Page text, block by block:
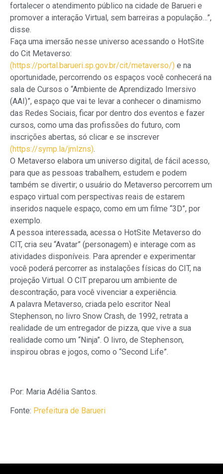
fortalecer o atendimento público na cidade de Barueri e
promover a interação Virtual, sem barreiras a população…”,
disse.
Faça uma imersão nesse universo acessando o HotSite
do Cit Metaverso:
(https://portal.barueri.sp.gov.br/cit/metaverso/) e na
oportunidade, percorrendo os espaços você conhecerá na
sala de Cursos o “Ambiente de Aprendizado Imersivo
(AAI)”, espaço que vai te levar a conhecer o dinamismo
das Redes Sociais, ficar por dentro dos eventos e fazer
cursos, como uma das profissões do futuro, com
inscrições abertas, só clicar e se inscrever
(https://symp.la/jmlzns).
O Metaverso elabora um universo digital, de fácil acesso,
para que as pessoas trabalhem, estudem e podem
também se divertir; o usuário do Metaverso percorrem um
espaço virtual com perspectivas reais de estarem
inseridos naquele espaço, como em um filme “3D”, por
exemplo.
A pessoa interessada, acessa o HotSite Metaverso do
CIT, cria seu “Avatar” (personagem) e interage com as
atividades disponíveis. Para aprender e experimentar
você poderá percorrer as instalações físicas do CIT, na
projeção Virtual. O CIT preparou um ambiente de
descontração, para você vivenciar a experiência.
A palavra Metaverso, criada pelo escritor Neal
Stephenson, no livro Snow Crash, de 1992, retrata a
realidade de um entregador de pizza, que vive a sua
realidade como um “Ninja”. O livro, de Stephenson,
inspirou obras e jogos, como o “Second Life”.
Por: Maria Adélia Santos.
Fonte: Prefeitura de Barueri